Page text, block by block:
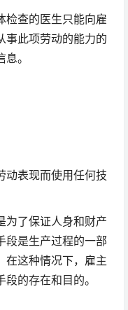
检查的医生只能向雇
事此项劳动的能力的
。
动表现而使用任何技
为了保证人身和财产
段是生产过程的一部
在这种情况下，雇主
的存在和目的。